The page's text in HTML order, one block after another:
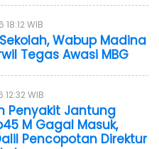
WIB
Wabup Madina
Tegas Awasi MBG
12:32 WIB
Penyakit Jantung
M Gagal Masuk,
Pencopotan Direktur